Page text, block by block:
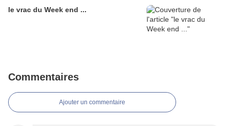
le vrac du Week end ...
Commentaires
Ajouter un commentaire